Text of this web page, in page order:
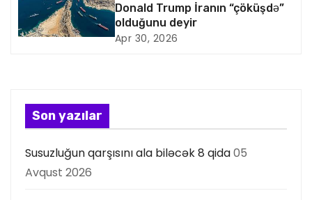
y
s
ı
Donald Trump İranın “çöküşdə”
olduğunu deyir
Apr 30, 2026
Son yazılar
Susuzluğun qarşısını ala biləcək 8 qida05
Avqust 2026